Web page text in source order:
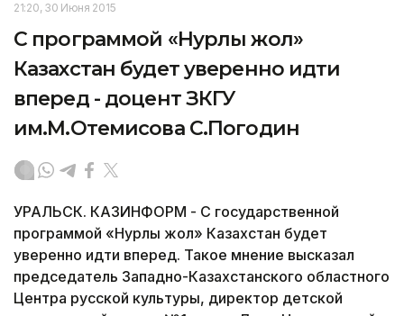
21:20, 30 Июня 2015
С программой «Нурлы жол»
Казахстан будет уверенно идти
вперед - доцент ЗКГУ
им.М.Отемисова С.Погодин
УРАЛЬСК. КАЗИНФОРМ - С государственной
программой «Нурлы жол» Казахстан будет
уверенно идти вперед. Такое мнение высказал
председатель Западно-Казахстанского областного
Центра русской культуры, директор детской